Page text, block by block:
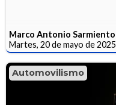
Marco Antonio Sarmiento
Martes, 20 de mayo de 2025
Automovilismo